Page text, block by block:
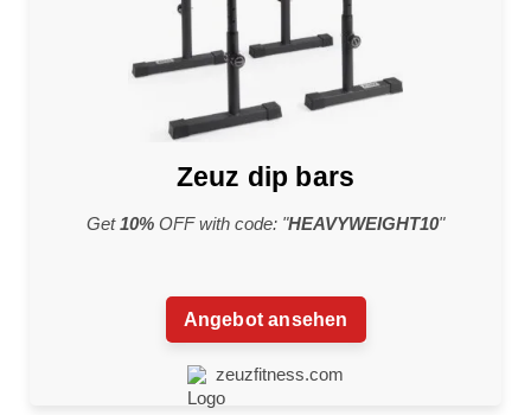
Zeuz dip bars
Get10% OFF with code: "HEAVYWEIGHT10"
Angebot ansehen
zeuzfitness.com